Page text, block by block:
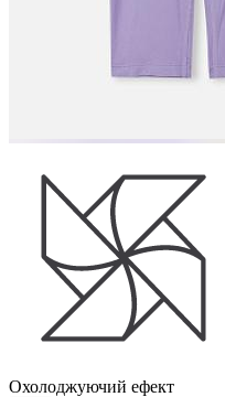
Охолоджуючий ефект